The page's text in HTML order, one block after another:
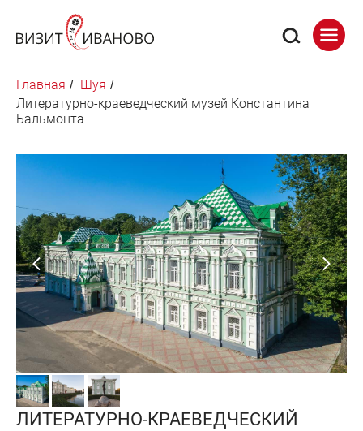
Главная / Шуя /
Литературно-краеведческий музей Константина
Бальмонта
ЛИТЕРАТУРНО-КРАЕВЕДЧЕСКИЙ